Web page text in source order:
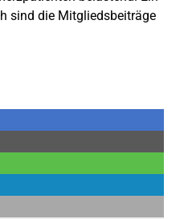
sind die Mitgliedsbeiträge